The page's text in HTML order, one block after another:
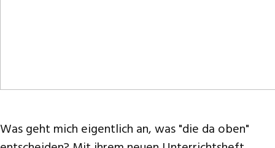
Was geht mich eigentlich an, was "die da oben"